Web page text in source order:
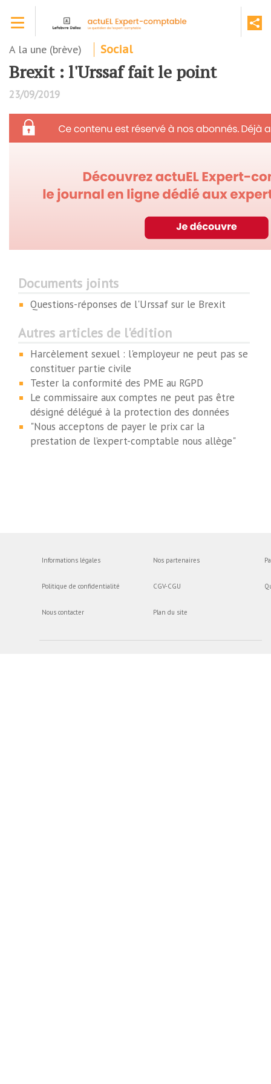
contenu
A la une (brève) Social
Brexit : l'Urssaf fait le point
23/09/2019
Documents joints
Questions-réponses de l'Urssaf sur le Brexit
Autres articles de l'édition
Harcèlement sexuel : l'employeur ne peut pas se
constituer partie civile
Tester la conformité des PME au RGPD
Le commissaire aux comptes ne peut pas être
désigné délégué à la protection des données
"Nous acceptons de payer le prix car la
prestation de l’expert-comptable nous allège"
Informations légales
Politique de confidentialité
Nous contacter
Nos partenaires
CGV-CGU
Plan du site